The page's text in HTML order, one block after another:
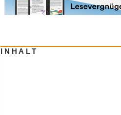
INHALT